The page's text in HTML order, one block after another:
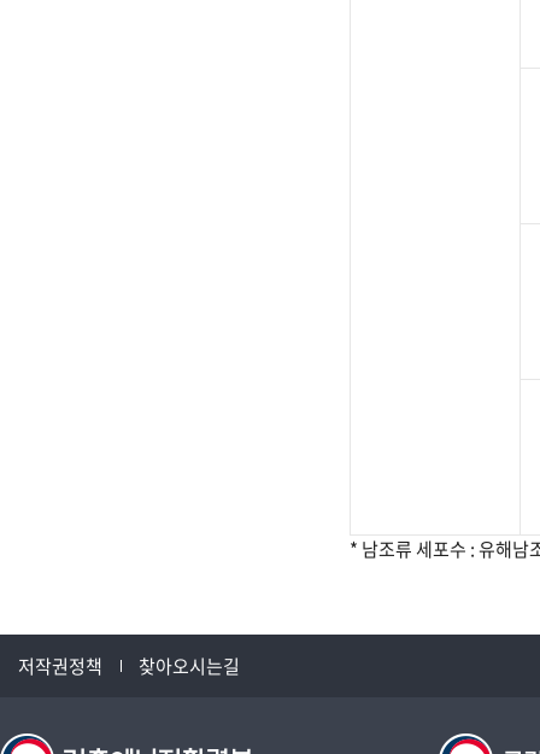
* 남조류 세포수 : 유해
저작권정책 찾아오시는길